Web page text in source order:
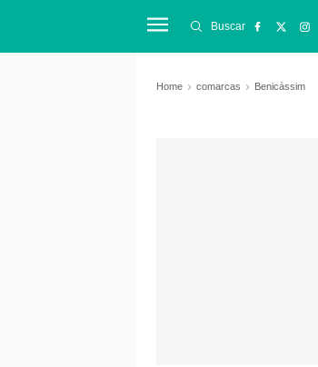
Buscar
Home comarcas Benicàssim